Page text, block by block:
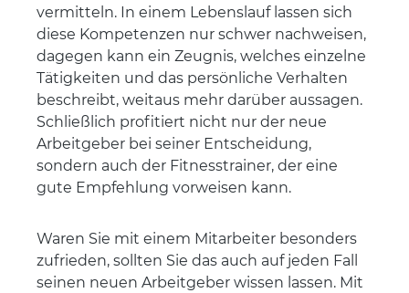
vermitteln. In einem Lebenslauf lassen sich
diese Kompetenzen nur schwer nachweisen,
dagegen kann ein Zeugnis, welches einzelne
Tätigkeiten und das persönliche Verhalten
beschreibt, weitaus mehr darüber aussagen.
Schließlich profitiert nicht nur der neue
Arbeitgeber bei seiner Entscheidung,
sondern auch der Fitnesstrainer, der eine
gute Empfehlung vorweisen kann.
Waren Sie mit einem Mitarbeiter besonders
zufrieden, sollten Sie das auch auf jeden Fall
seinen neuen Arbeitgeber wissen lassen. Mit